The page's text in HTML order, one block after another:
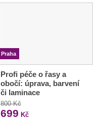
Praha
Profi péče o řasy a
obočí: úprava, barvení
či laminace
800 Kč
699 Kč